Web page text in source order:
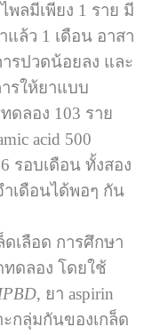
ลมีเพียง 1 ราย มี
แล้ว 1 เดือน อาสา
รปวดน้อยลง และ
รให้ยาแบบ
ดลอง 103 ราย
acid 500
รอบเดือน ทั้งสอง
เดือนได้พอๆ กัน
ลือด การศึกษา
ทดลอง โดยใช้
, ยา aspirin
ะกลุ่มกันของเกล็ด